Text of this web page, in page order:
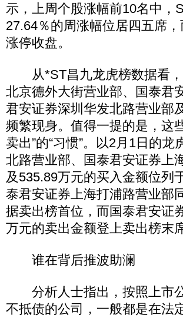
示，上周个股涨幅前10名中，
27.64％的周涨幅位居四五席
涨停收盘。
从*ST昌九龙虎榜数据看，
北京德外大街营业部、国泰君
君安证券深圳华发北路营业部
频繁现身。值得一提的是，这
卖出”的“习惯”。以2月1日的
北路营业部、国泰君安证券上
及535.89万元的买入金额位列
泰君安证券上海打浦路营业部
据卖出榜首位，而国泰君安证
万元的卖出金额登上卖出榜末席
谁在背后推波助澜
分析人士指出，按照上市公
不抵债的公司，一般都是在法